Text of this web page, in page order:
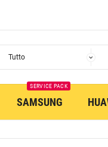
SAMSUNG
SERVICE PACK